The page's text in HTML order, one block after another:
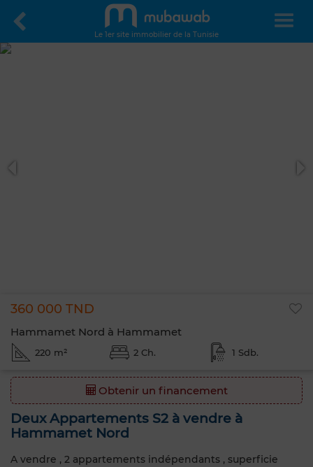
Le 1er site immobilier de la Tunisie
360 000 TND
Hammamet Nord à Hammamet
220 m² 2 Ch. 1 Sdb.
Obtenir un financement
Deux Appartements S2 à vendre à
Hammamet Nord
A vendre , 2 appartements indépendants , superficie